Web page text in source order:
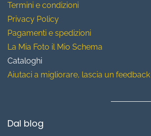
Termini e condizioni
Privacy Policy
Pagamenti e spedizioni
La Mia Foto il Mio Schema
Cataloghi
Aiutaci a migliorare, lascia un feedback
Dal blog